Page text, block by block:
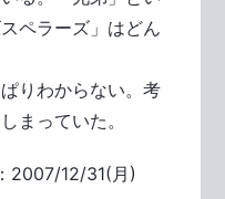
ペラーズ」はどん
りわからない。考
まっていた。
2007/12/31(月)